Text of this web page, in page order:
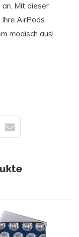
Mit dieser
AirPods
modisch aus!